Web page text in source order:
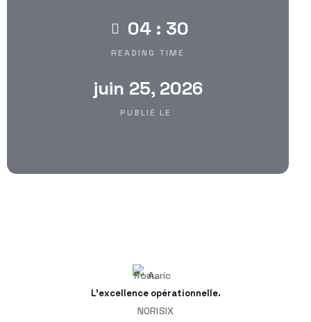
04 : 30
READING TIME
juin 25, 2026
PUBLIÉ LE
L'excellence opérationnelle.
NORISIX